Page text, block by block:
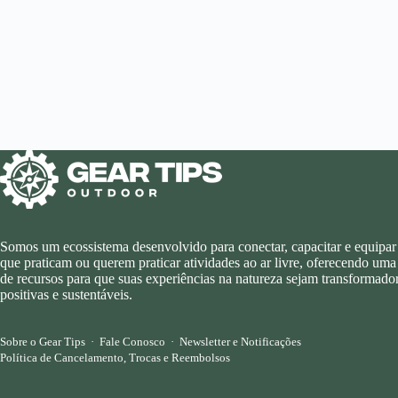
Somos um ecossistema desenvolvido para conectar, capacitar e equipar
que praticam ou querem praticar atividades ao ar livre, oferecendo
de recursos para que suas experiências na natureza sejam
positivas e sustentáveis.
Sobre o Gear Tips · Fale Conosco · Newsletter e Notificações
Política de Cancelamento, Trocas e Reembolsos